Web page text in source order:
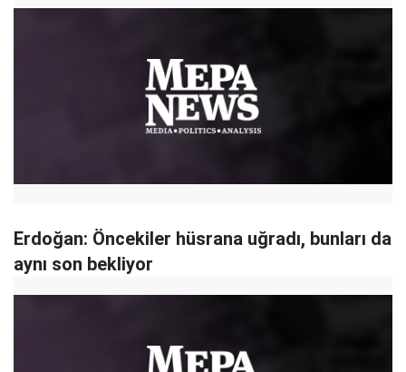
Erdoğan: Öncekiler hüsrana uğradı, bunları da
aynı son bekliyor